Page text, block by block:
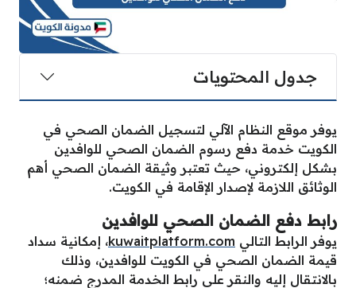
جدول المحتويات
يوفر موقع النظام الآلي لتسجيل الضمان الصحي في
الكويت خدمة دفع رسوم الضمان الصحي للوافدين
بشكل إلكتروني، حيث تعتبر وثيقة الضمان الصحي أهم
الوثائق اللازمة لإصدار الإقامة في الكويت.
رابط دفع الضمان الصحي للوافدين
يوفر الرابط التالي kuwaitplatform.com، إمكانية سداد
قيمة الضمان الصحي في الكويت للوافدين، وذلك
بالانتقال إليه والنقر على رابط الخدمة المدرج ضمنه؛